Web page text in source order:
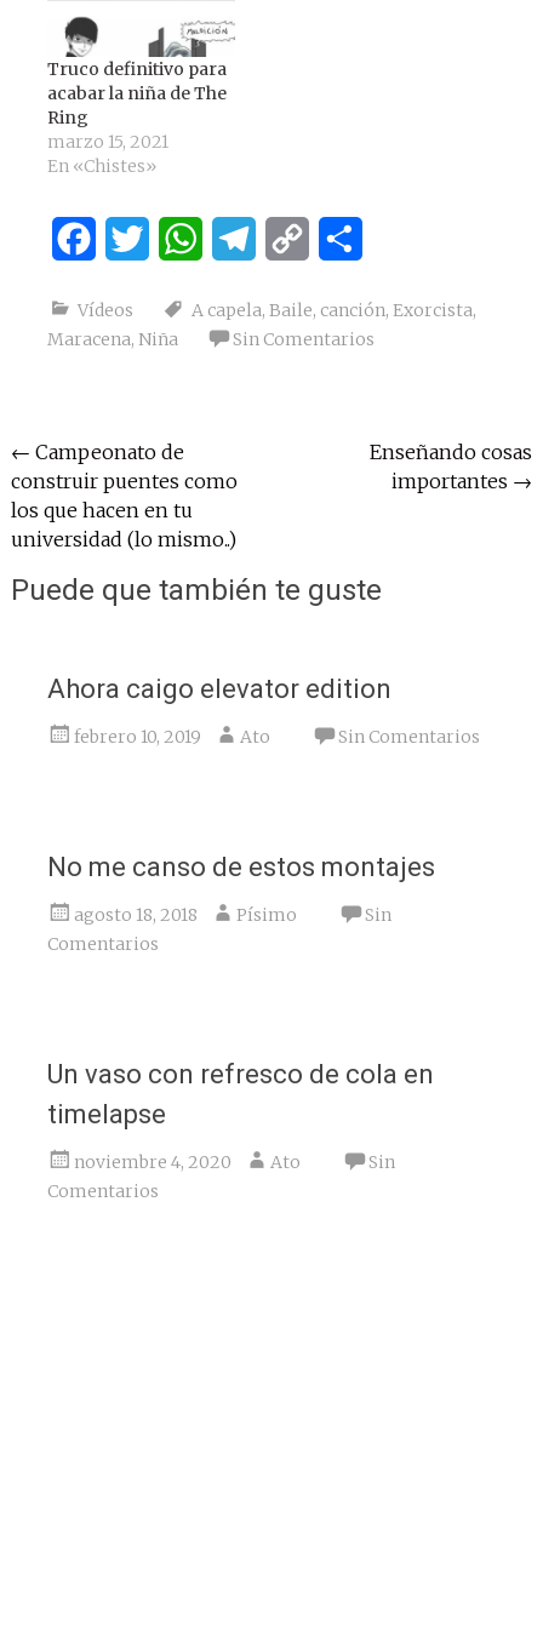
Truco definitivo para
acabar la niña de The
Ring
marzo 15, 2021
En «Chistes»
FacebookTwitter WhatsAppTelegram
Copy
Vídeos A capela, Baile, canción, Exorcista,
Maracena, Niña Sin Comentarios
Navegación
de
entradas
← Campeonato de
construir puentes como
los que hacen en tu
universidad (lo mismo..)
Enseñando cosas
importantes →
Puede que también te guste
Ahora caigo elevator edition
febrero 10, 2019 Ato Sin Comentarios
No me canso de estos montajes
agosto 18, 2018 Písimo
Sin
Comentarios
Un vaso con refresco de cola en
timelapse
noviembre 4, 2020 Ato
Sin
Comentarios